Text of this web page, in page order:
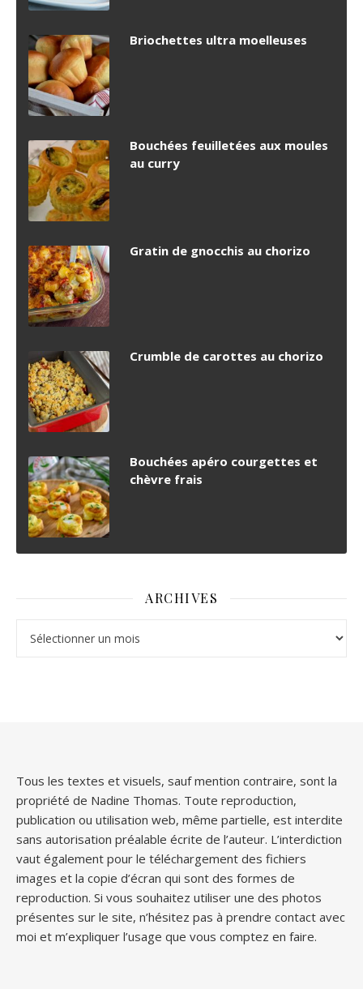
Briochettes ultra moelleuses
Bouchées feuilletées aux moules
au curry
Gratin de gnocchis au chorizo
Crumble de carottes au chorizo
Bouchées apéro courgettes et
chèvre frais
ARCHIVES
Tous les textes et visuels, sauf mention contraire, sont la
propriété de Nadine Thomas. Toute reproduction,
publication ou utilisation web, même partielle, est interdite
sans autorisation préalable écrite de l’auteur. L’interdiction
vaut également pour le téléchargement des fichiers
images et la copie d’écran qui sont des formes de
reproduction. Si vous souhaitez utiliser une des photos
présentes sur le site, n’hésitez pas à prendre contact avec
moi et m’expliquer l’usage que vous comptez en faire.